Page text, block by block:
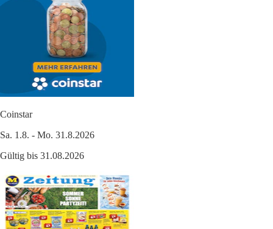
Coinstar
Sa. 1.8. - Mo. 31.8.2026
Gültig bis 31.08.2026